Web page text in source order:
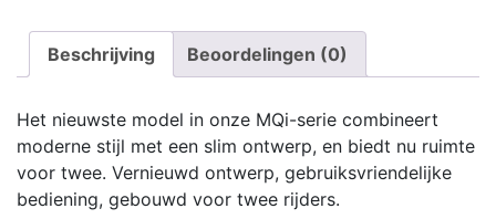
Beschrijving Beoordelingen (0)
Het nieuwste model in onze MQi-serie combineert
moderne stijl met een slim ontwerp, en biedt nu ruimte
voor twee. Vernieuwd ontwerp, gebruiksvriendelijke
bediening, gebouwd voor twee rijders.